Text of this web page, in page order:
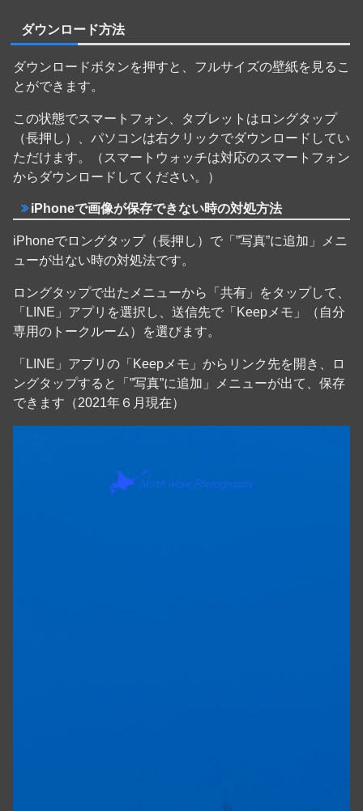
ダウンロード方法
ダウンロードボタンを押すと、フルサイズの壁紙を見るこ
とができます。
この状態でスマートフォン、タブレットはロングタップ
（長押し）、パソコンは右クリックでダウンロードしてい
ただけます。（スマートウォッチは対応のスマートフォン
からダウンロードしてください。）
iPhoneで画像が保存できない時の対処方法
iPhoneでロングタップ（長押し）で「”写真”に追加」メニ
ューが出ない時の対処法です。
ロングタップで出たメニューから「共有」をタップして、
「LINE」アプリを選択し、送信先で「Keepメモ」（自分
専用のトークルーム）を選びます。
「LINE」アプリの「Keepメモ」からリンク先を開き、ロ
ングタップすると「”写真”に追加」メニューが出て、保存
できます（2021年６月現在）